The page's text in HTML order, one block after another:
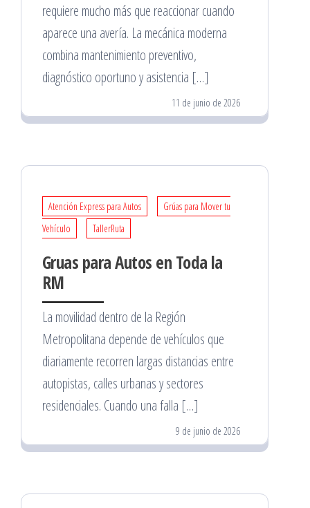
requiere mucho más que reaccionar cuando
aparece una avería. La mecánica moderna
combina mantenimiento preventivo,
diagnóstico oportuno y asistencia […]
11 de junio de 2026
Atención Express para Autos
Grúas para Mover tu
Vehículo
TallerRuta
Gruas para Autos en Toda la
RM
La movilidad dentro de la Región
Metropolitana depende de vehículos que
diariamente recorren largas distancias entre
autopistas, calles urbanas y sectores
residenciales. Cuando una falla […]
9 de junio de 2026